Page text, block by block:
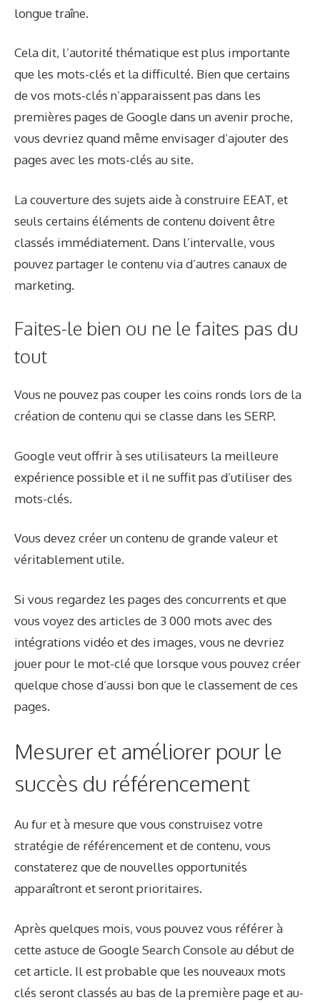
longue traîne.
Cela dit, l’autorité thématique est plus importante
que les mots-clés et la difficulté. Bien que certains
de vos mots-clés n’apparaissent pas dans les
premières pages de Google dans un avenir proche,
vous devriez quand même envisager d’ajouter des
pages avec les mots-clés au site.
La couverture des sujets aide à construire EEAT, et
seuls certains éléments de contenu doivent être
classés immédiatement. Dans l’intervalle, vous
pouvez partager le contenu via d’autres canaux de
marketing.
Faites-le bien ou ne le faites pas du
tout
Vous ne pouvez pas couper les coins ronds lors de la
création de contenu qui se classe dans les SERP.
Google veut offrir à ses utilisateurs la meilleure
expérience possible et il ne suffit pas d’utiliser des
mots-clés.
Vous devez créer un contenu de grande valeur et
véritablement utile.
Si vous regardez les pages des concurrents et que
vous voyez des articles de 3 000 mots avec des
intégrations vidéo et des images, vous ne devriez
jouer pour le mot-clé que lorsque vous pouvez créer
quelque chose d’aussi bon que le classement de ces
pages.
Mesurer et améliorer pour le
succès du référencement
Au fur et à mesure que vous construisez votre
stratégie de référencement et de contenu, vous
constaterez que de nouvelles opportunités
apparaîtront et seront prioritaires.
Après quelques mois, vous pouvez vous référer à
cette astuce de Google Search Console au début de
cet article. Il est probable que les nouveaux mots
clés seront classés au bas de la première page et au-